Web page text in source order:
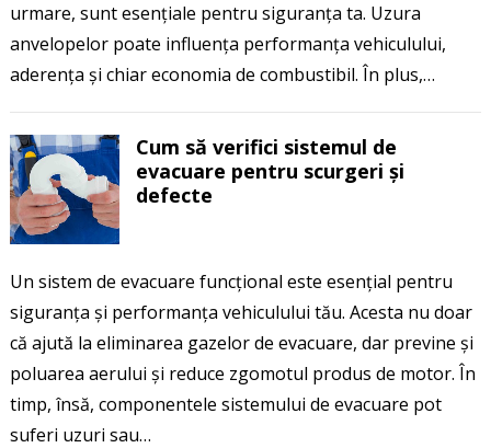
urmare, sunt esențiale pentru siguranța ta. Uzura
anvelopelor poate influența performanța vehiculului,
aderența și chiar economia de combustibil. În plus,…
Cum să verifici sistemul de
evacuare pentru scurgeri și
defecte
Un sistem de evacuare funcțional este esențial pentru
siguranța și performanța vehiculului tău. Acesta nu doar
că ajută la eliminarea gazelor de evacuare, dar previne și
poluarea aerului și reduce zgomotul produs de motor. În
timp, însă, componentele sistemului de evacuare pot
suferi uzuri sau…